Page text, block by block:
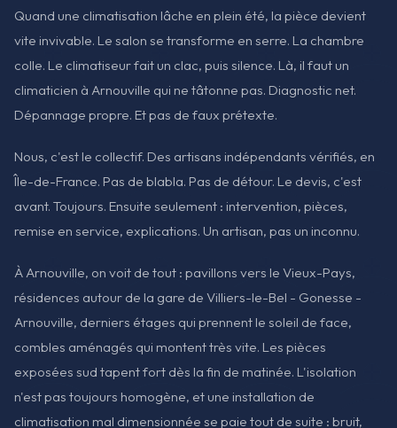
Quand une climatisation lâche en plein été, la pièce devient
vite invivable. Le salon se transforme en serre. La chambre
colle. Le climatiseur fait un clac, puis silence. Là, il faut un
climaticien à Arnouville qui ne tâtonne pas. Diagnostic net.
Dépannage propre. Et pas de faux prétexte.
Nous, c'est le collectif. Des artisans indépendants vérifiés, en
Île-de-France. Pas de blabla. Pas de détour. Le devis, c'est
avant. Toujours. Ensuite seulement : intervention, pièces,
remise en service, explications. Un artisan, pas un inconnu.
À Arnouville, on voit de tout : pavillons vers le Vieux-Pays,
résidences autour de la gare de Villiers-le-Bel - Gonesse -
Arnouville, derniers étages qui prennent le soleil de face,
combles aménagés qui montent très vite. Les pièces
exposées sud tapent fort dès la fin de matinée. L'isolation
n'est pas toujours homogène, et une installation de
climatisation mal dimensionnée se paie tout de suite : bruit,